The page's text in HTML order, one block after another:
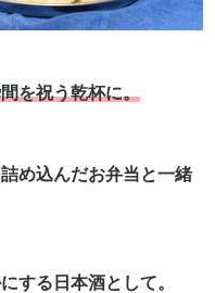
を祝う乾杯に。
め込んだお弁当と一緒
する日本酒として。